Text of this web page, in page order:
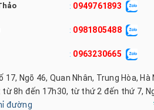
: 0949761893
: 0981805488
: 0963230665
17, Ngõ 46, Quan Nhân, Trung Hòa, Hà
từ 8h đến 17h30, từ thứ 2 đến thứ 7,
đường